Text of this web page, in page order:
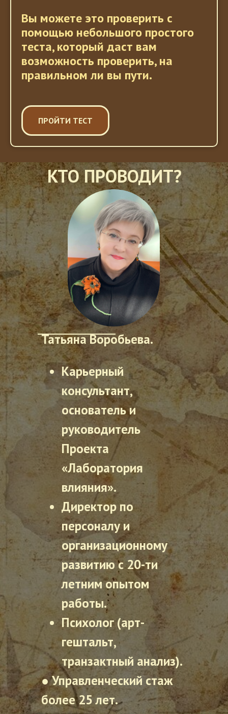
Вы можете это проверить с
помощью небольшого простого
теста, который даст вам
возможность проверить, на
правильном ли вы пути.
ПРОЙТИ ТЕСТ
КТО ПРОВОДИТ?
Татьяна Воробьева.
Карьерный
консультант,
основатель и
руководитель
Проекта
«Лаборатория
влияния».
Директор по
персоналу и
организационному
развитию с 20-ти
летним опытом
работы.
Психолог (арт-
гештальт,
транзактный анализ).
● Управленческий стаж
более 25 лет.